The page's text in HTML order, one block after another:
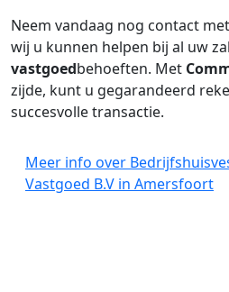
Neem vandaag nog contact
wij u kunnen helpen bij al uw
vastgoedbehoeften. Met
zijde, kunt u gegarandeerd
succesvolle transactie.
Meer info over
Vastgoed B.V in Amersfoort